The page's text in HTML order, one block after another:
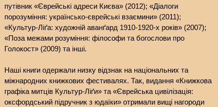
путівник «Єврейські адреси Києва» (2012); «Діалоги
порозуміння: українсько-єврейські взаємини» (2011);
«Культур-Ліґа: художній аванґард 1910-1920-х років» (2007);
«Поза межами розуміння: філософи та богослови про
Голокост» (2009) та інші.
Наші книги одержали низку відзнак на національних та
міжнародних книжкових фестивалях. Так, видання «Книжкова
графіка митців Культур-Ліґи» та «Єврейська цивілізація:
оксфордський підручник з юдаїки» отримали вищі нагороди